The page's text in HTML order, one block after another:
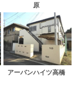
原
アーバンハイツ高橋